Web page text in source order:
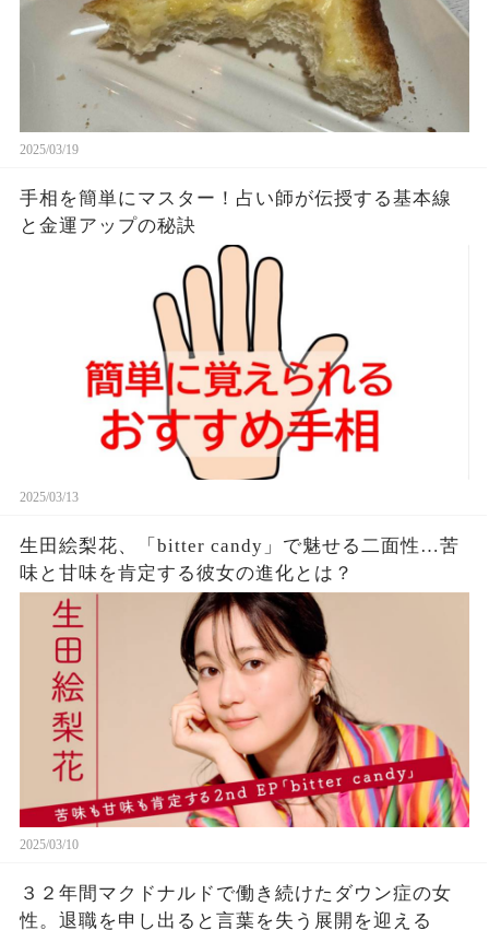
2025/03/19
手相を簡単にマスター！占い師が伝授する基本線
と金運アップの秘訣
2025/03/13
生田絵梨花、「bitter candy」で魅せる二面性…苦
味と甘味を肯定する彼女の進化とは？
2025/03/10
３２年間マクドナルドで働き続けたダウン症の女
性。退職を申し出ると言葉を失う展開を迎える